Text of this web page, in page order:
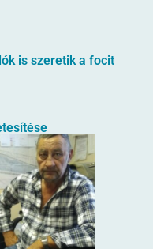
is szeretik a focit